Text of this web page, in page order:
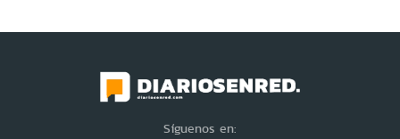
Síguenos en: